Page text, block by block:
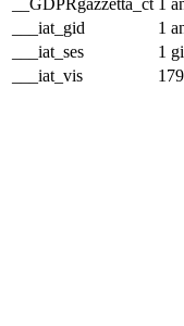
__GDPRgazzetta_ct 1
___iat_gid
1
___iat_ses
1
___iat_vis